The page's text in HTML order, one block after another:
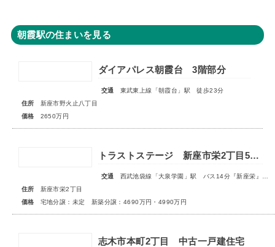
朝霞駅の住まいを見る
ダイアパレス朝霞台 3階部分
交通
東武東上線「朝霞台」駅 徒歩23分
住所
新座市野火止八丁目
価格
2650万円
トラストステージ 新座市栄2丁目5期 全9区画 宅地分譲：◇販売予告◇新築分譲：◆販売開始◆
交通
西武池袋線「大泉学園」駅 バス14分『新座栄』停歩5～6分
住所
新座市栄2丁目
価格
宅地分譲：未定 新築分譲：4690万円・4990万円
志木市本町2丁目 中古一戸建住宅